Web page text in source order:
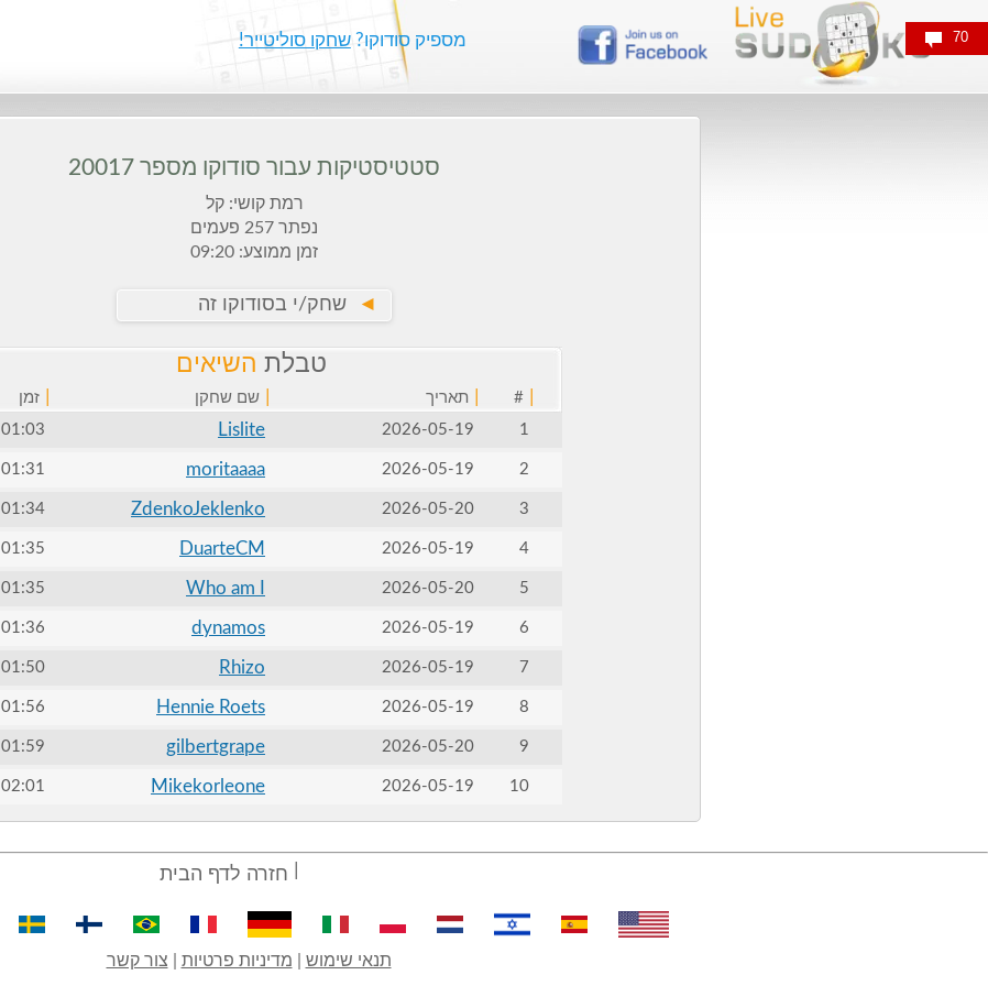
מספיק סודוקו?שחקו סוליטייר!
סטטיסטיקות עבור סודוקו מספר 20017
רמת קושי: קל
נפתר 257 פעמים
זמן ממוצע: 09:20
► שחק/י בסודוקו זה
טבלת השיאים
# תאריך שם שחקן
זמן
1
2026-05-19
Lislite
01:03
2
2026-05-19
moritaaaa
01:31
3
2026-05-20
ZdenkoJeklenko
01:34
4
2026-05-19
DuarteCM
01:35
5
2026-05-20
Who am I
01:35
6
2026-05-19
dynamos
01:36
7
2026-05-19
Rhizo
01:50
8
2026-05-19
Hennie Roets
01:56
9
2026-05-20
gilbertgrape
01:59
10
2026-05-19
Mikekorleone
02:01
חזרה לדף הבית
תנאי שימוש מדיניות פרטיות צור קשר
70